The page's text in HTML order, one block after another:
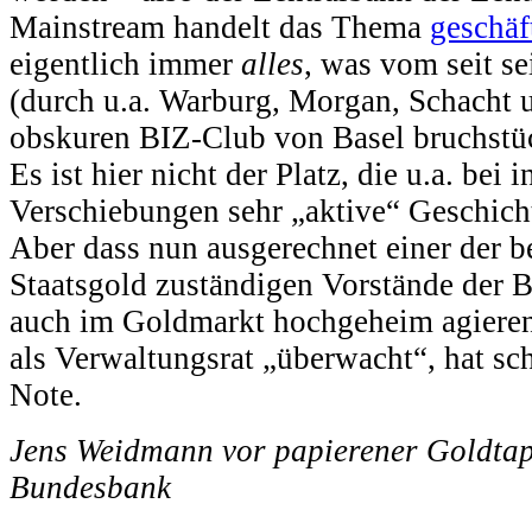
Mainstream handelt das Thema
eigentlich immer alles, was vom seit
(durch u.a. Warburg, Morgan, Schacht
obskuren BIZ-Club von Basel
Es ist hier nicht der Platz, die u.a. bei
Verschiebungen sehr „aktive“
Aber dass nun ausgerechnet einer der
Staatsgold zuständigen Vorstände der
auch im Goldmarkt hochgeheim
als Verwaltungsrat „überwacht“, hat
Note.
Jens Weidmann vor papierener
Bundesbank